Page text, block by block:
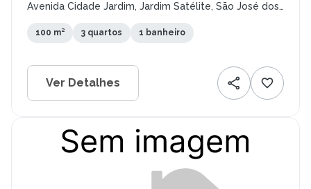
Avenida Cidade Jardim, Jardim Satélite, São José dos
100 m² 3 quartos 1 banheiro
Ver Detalhes